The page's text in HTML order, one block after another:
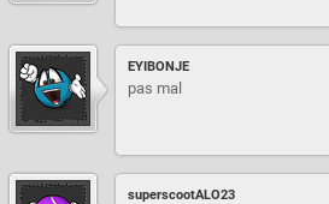
EYIBONJE
pas mal
superscootALO23